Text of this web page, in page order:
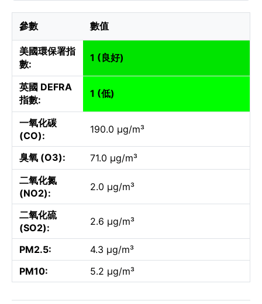
參數 數值
美國環保署指
數:
1 (良好)
英國 DEFRA
指數:
1 (低)
一氧化碳
(CO):
190.0 µg/m³
臭氧 (O3):
71.0 µg/m³
二氧化氮
(NO2):
2.0 µg/m³
二氧化硫
(SO2):
2.6 µg/m³
PM2.5:
4.3 µg/m³
PM10:
5.2 µg/m³